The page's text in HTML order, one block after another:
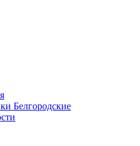
Белгородские